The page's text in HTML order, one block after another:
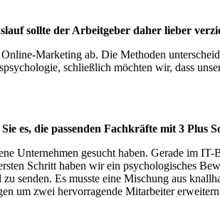
sollte der Arbeitgeber daher lieber
Marketing ab. Die Methoden
schließlich möchten wir, dass
es, die passenden Fachkräfte mit 3 Plus
Unternehmen gesucht haben. Gerade im
Schritt haben wir ein psychologisches
senden. Es musste eine Mischung aus
um zwei hervorragende Mitarbeiter